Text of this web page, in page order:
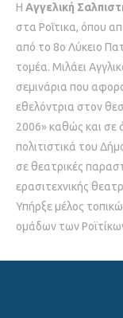
Η Αγγελική
στα Ροΐτικα, όπου
από το 8ο Λύκειο
τομέα. Μιλάει
σεμινάρια που
εθελόντρια στον
2006» καθώς και σε
πολιτιστικά του
σε θεατρικές
ερασιτεχνικής
Υπήρξε μέλος
ομάδων των